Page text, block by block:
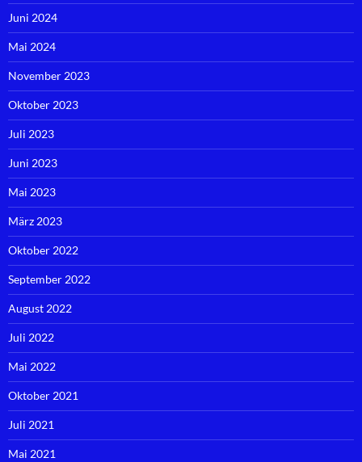
Juni 2024
Mai 2024
November 2023
Oktober 2023
Juli 2023
Juni 2023
Mai 2023
März 2023
Oktober 2022
September 2022
August 2022
Juli 2022
Mai 2022
Oktober 2021
Juli 2021
Mai 2021